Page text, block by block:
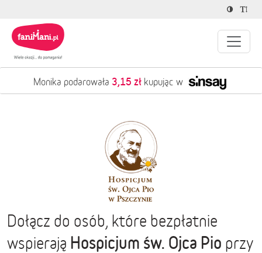
Monika podarowała 3,15 złkupując w
Dołącz do osób, które bezpłatnie
wspierają Hospicjum św. Ojca Pio przy